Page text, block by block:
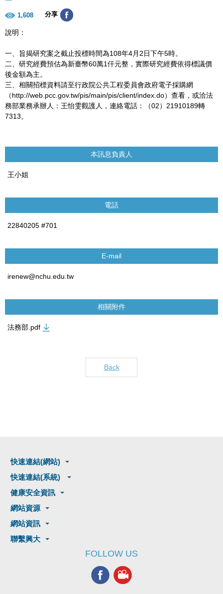
1,608 分享
說明：
一、旨揭研究案之截止投標時間為108年4月2日下午5時。
二、研究經費預估為新臺幣60萬1仟元整，實際研究經費依得標議價
後金額為主。
三、相關招標資料請至行政院公共工程委員會政府電子採購網
（http://web.pcc.gov.tw/pis/main/pis/client/index.do）查看，或洽法
務部業務承辦人：王怡雯觀護人，連絡電話：（02）21910189轉
7313。
本訊息負責人
王小姐
電話
22840205 #701
E-mail
irenew@nchu.edu.tw
相關附件
法務部.pdf
Back
快速連結(網站)
快速連結(系統)
健康安全資訊
網站資源
網站資訊
聯繫興大
FOLLOW US